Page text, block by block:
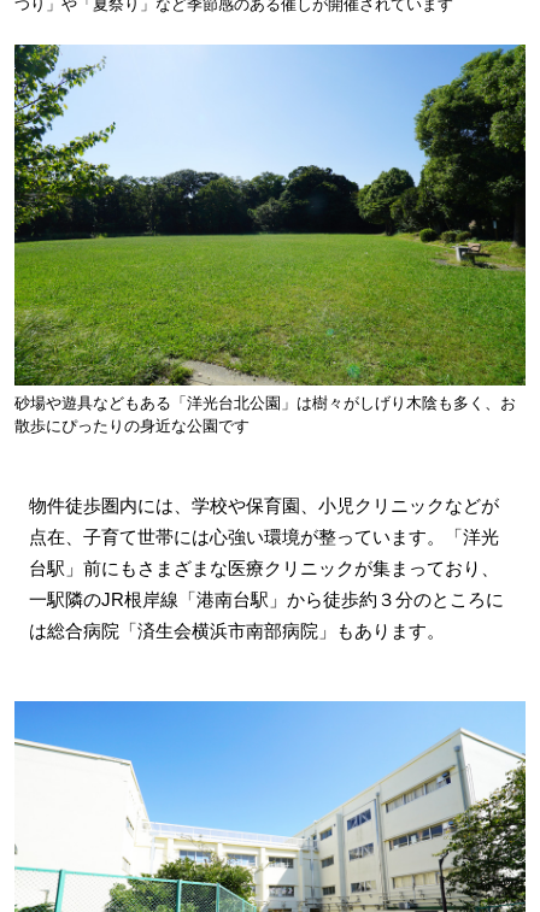
つり」や「夏祭り」など季節感のある催しが開催されています
砂場や遊具などもある「洋光台北公園」は樹々がしげり木陰も多く、お
散歩にぴったりの身近な公園です
物件徒歩圏内には、学校や保育園、小児クリニックなどが
点在、子育て世帯には心強い環境が整っています。「洋光
台駅」前にもさまざまな医療クリニックが集まっており、
一駅隣のJR根岸線「港南台駅」から徒歩約３分のところに
は総合病院「済生会横浜市南部病院」もあります。